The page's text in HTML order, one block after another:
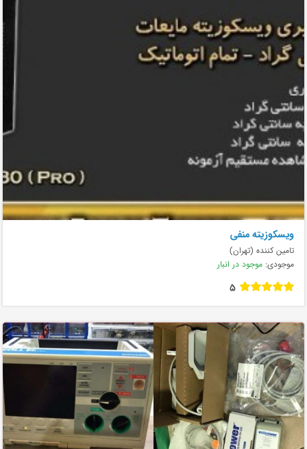
ویسکوزیته منفی
تامین کننده (تهران)
موجودی: موجود در انبار
5